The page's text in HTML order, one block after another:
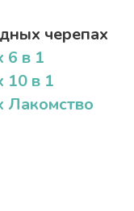
черепах
6 в 1
10 в 1
Лакомство